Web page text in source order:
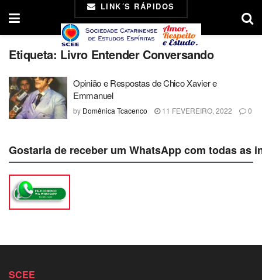
LINK´S RÁPIDOS
Etiqueta: Livro Entender Conversando
Opinião e Respostas de Chico Xavier e
Emmanuel
by Domênica Tcacenco 11 FEVEREIRO, 2022 0
Gostaria de receber um WhatsApp com todas
SCEE